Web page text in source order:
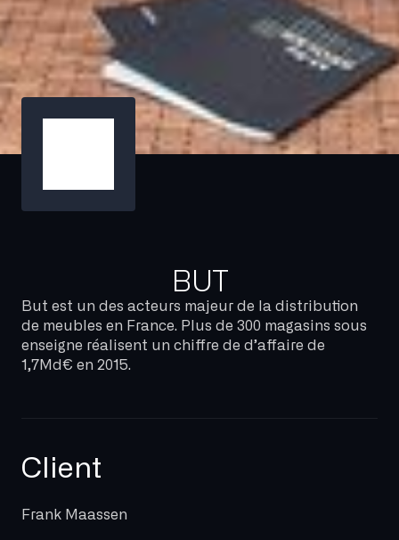
BUT
But est un des acteurs majeur de la distribution
de meubles en France. Plus de 300 magasins sous
enseigne réalisent un chiffre de d’affaire de
1,7Md€ en 2015.
Client
Frank Maassen